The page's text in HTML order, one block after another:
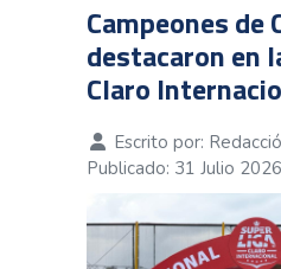
Campeones de
destacaron en
Claro
Escrito por:
Publicado: 31 Julio 2026